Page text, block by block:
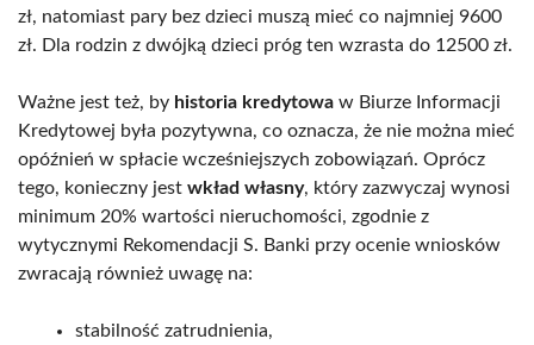
zł, natomiast pary bez dzieci muszą mieć co najmniej 9600
zł. Dla rodzin z dwójką dzieci próg ten wzrasta do 12500 zł.
Ważne jest też, by historia kredytowa w Biurze Informacji
Kredytowej była pozytywna, co oznacza, że nie można mieć
opóźnień w spłacie wcześniejszych zobowiązań. Oprócz
tego, konieczny jest wkład własny, który zazwyczaj wynosi
minimum 20% wartości nieruchomości, zgodnie z
wytycznymi Rekomendacji S. Banki przy ocenie wniosków
zwracają również uwagę na:
stabilność zatrudnienia,